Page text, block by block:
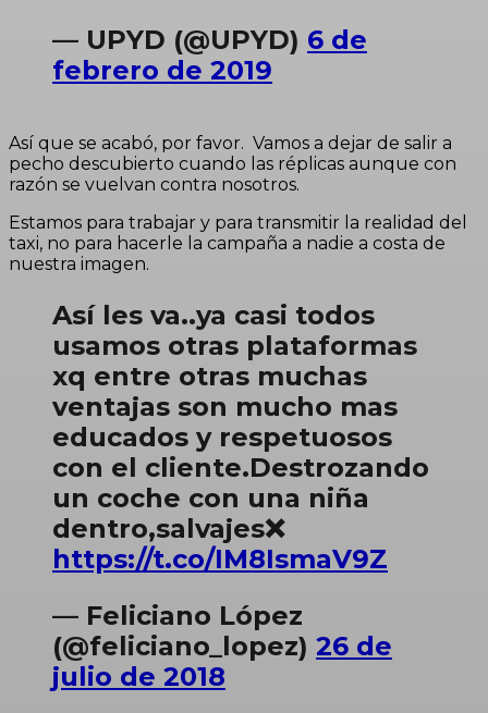
— UPYD (@UPYD) 6 de
febrero de 2019
Así que se acabó, por favor. Vamos a dejar de salir a
pecho descubierto cuando las réplicas aunque con
razón se vuelvan contra nosotros.
Estamos para trabajar y para transmitir la realidad del
taxi, no para hacerle la campaña a nadie a costa de
nuestra imagen.
Así les va..ya casi todos
usamos otras plataformas
xq entre otras muchas
ventajas son mucho mas
educados y respetuosos
con el cliente.Destrozando
un coche con una niña
dentro,salvajes❌
https://t.co/IM8IsmaV9Z
— Feliciano López
(@feliciano_lopez) 26 de
julio de 2018